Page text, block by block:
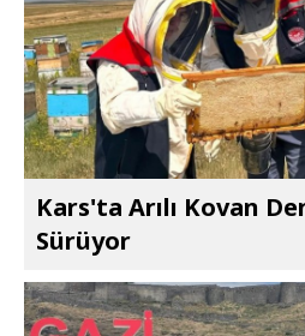
Kars'ta Arılı Kovan
Sürüyor